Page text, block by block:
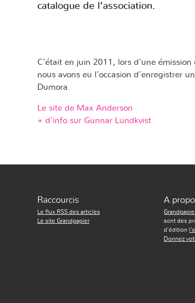
catalogue de l’association.
C’était en juin 2011, lors d’une
nous avons eu l’occasion d’enregistrer
Dumora.
Le site de Max Anderson
+ d’info sur Gunnar Lundkvist
Raccourcis
Le flux RSS des articles
Le site Grandpapier
A
sont des
d'édition
Donnez